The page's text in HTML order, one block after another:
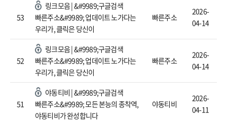
53
링크모음 | &#9989;구글검색
빠른주소&#9989; 업데이트 노가다는
우리가, 클릭은 당신이
빠른주소
2026-
04-14
52
링크모음 | &#9989;구글검색
빠른주소&#9989; 업데이트 노가다는
우리가, 클릭은 당신이
빠른주소
2026-
04-14
51
야동티비 | &#9989;구글검색
빠른주소&#9989; 모든 본능의 종착역,
야동티비가 완성합니다
야동티비
2026-
04-11